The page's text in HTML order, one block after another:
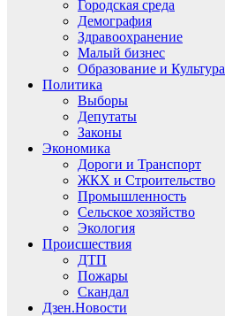
Городская среда
Демография
Здравоохранение
Малый бизнес
Образование и Культура
Политика
Выборы
Депутаты
Законы
Экономика
Дороги и Транспорт
ЖКХ и Строительство
Промышленность
Сельское хозяйство
Экология
Происшествия
ДТП
Пожары
Скандал
Дзен.Новости